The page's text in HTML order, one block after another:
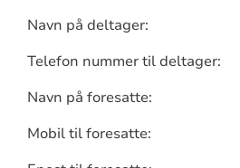
Navn på deltager:
Telefon nummer til deltager:
Navn på foresatte:
Mobil til foresatte: